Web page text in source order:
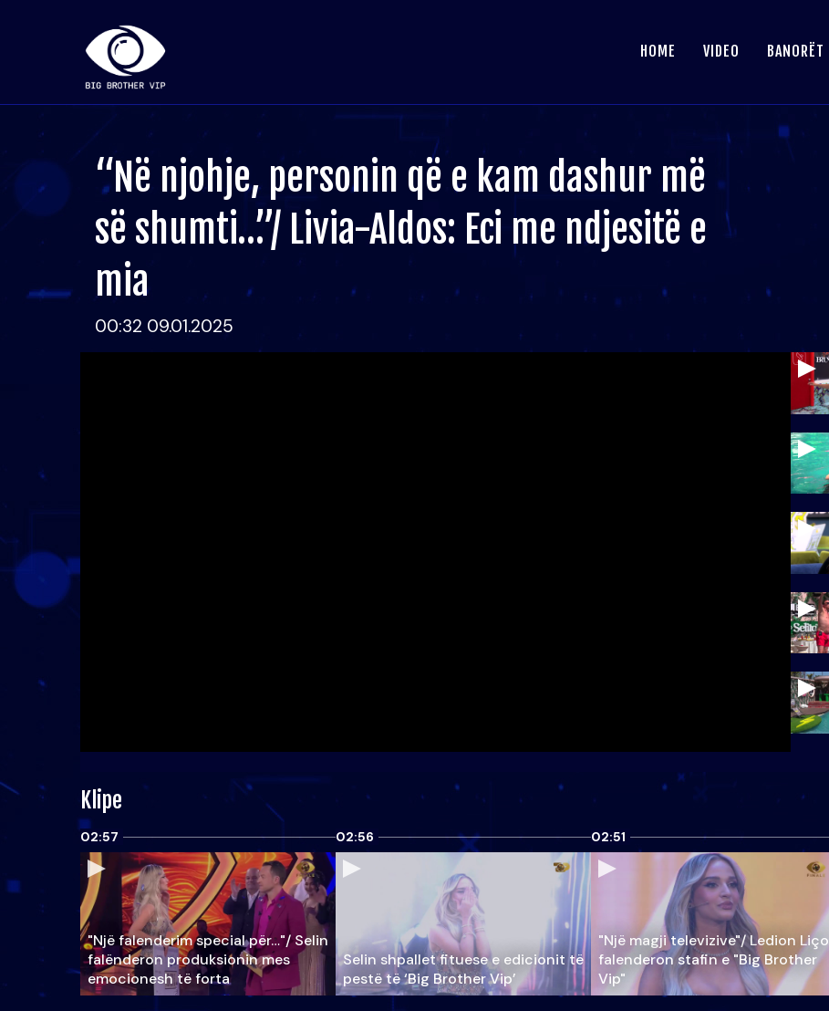
HOME VIDEO BANORËT
“Në njohje, personin që e kam dashur më
së shumti…”/ Livia-Aldos: Eci me ndjesitë e
mia
00:32 09.01.2025
Klipe
02:57
"Një falenderim special për…"/ Selin
falënderon produksionin mes
emocionesh të forta
02:56
Selin shpallet fituese e edicionit të
pestë të ‘Big Brother Vip’
02:51
"Një magji televizive"/ Ledion Liço
falenderon stafin e "Big Brother
Vip"